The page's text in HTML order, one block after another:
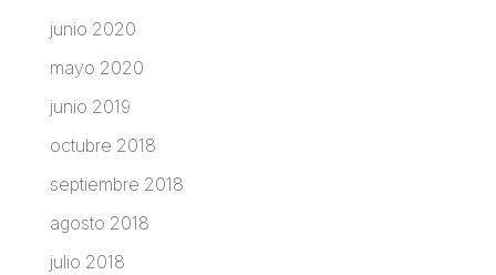
junio 2020
mayo 2020
junio 2019
octubre 2018
septiembre 2018
agosto 2018
julio 2018